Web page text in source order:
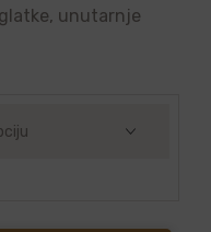
unutarnje